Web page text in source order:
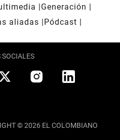
Generación
aliadas
Pódcast
SOCIALES
© 2026 EL COLOMBIANO